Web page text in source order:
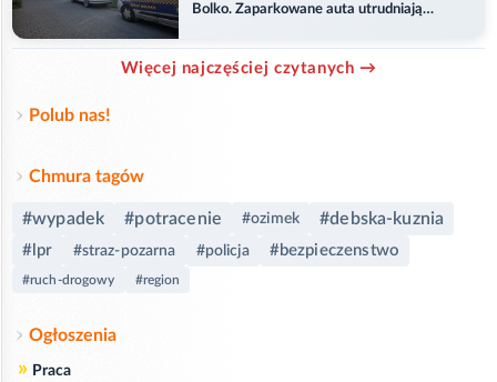
Bolko. Zaparkowane auta utrudniają
Więcej najczęściej czytanych →
Polub nas!
Chmura tagów
#wypadek #potracenie #ozimek #debska-kuznia
#lpr #straz-pozarna #policja #bezpieczenstwo
#ruch-drogowy #region
Ogłoszenia
» Praca